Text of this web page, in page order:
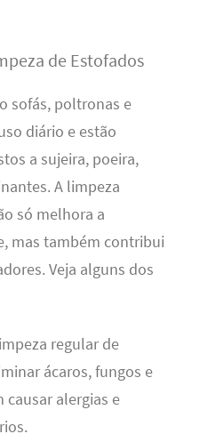
de Estofados
sofás, poltronas e
diário e estão
a sujeira, poeira,
A limpeza
só melhora a
mas também contribui
Veja alguns dos
regular de
ácaros, fungos e
causar alergias e